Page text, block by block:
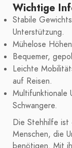
Wichtige
Stabile
Unterstützung.
Mühelose
Bequemer,
Leichte
auf Reisen.
Multifunktionale
Schwangere.
Die Stehhilfe ist
Menschen, die